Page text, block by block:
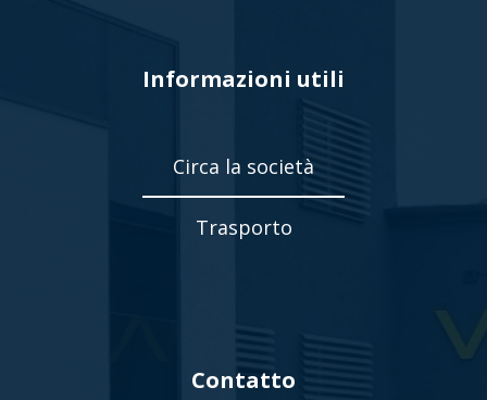
Informazioni utili
Circa la società
Trasporto
Contatto